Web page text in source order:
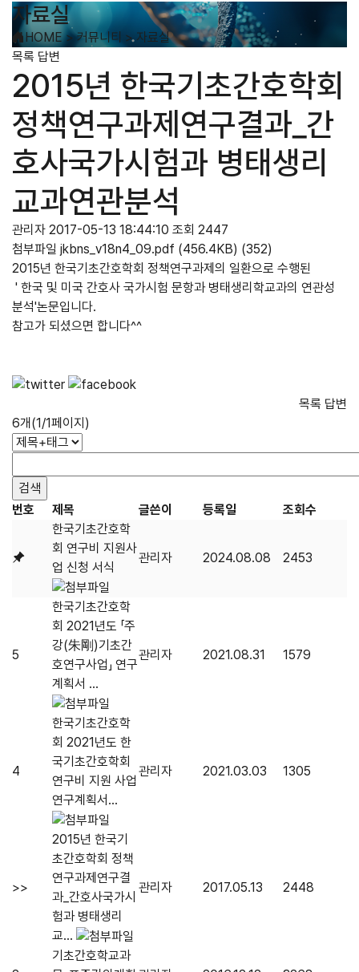
자료실
HOME>커뮤니티 >자료실
목록 답변
2015년 한국기초간호학회
정책연구과제연구결과_간
호사국가시험과 병태생리
교과연관분석
관리자 2017-05-13 18:44:10 조회 2447
첨부파일 jkbns_v18n4_09.pdf (456.4KB) (352)
2015년 한국기초간호학회 정책연구과제의 일환으로 수행된
' 한국 및 미국 간호사 국가시험 문항과 병태생리학교과의 연관성
분석'논문입니다.
참고가 되셨으면 합니다^^
목록 답변
6개(1/1페이지)
번호 제목 글쓴이 등록일
조회수
한국기초간호학
회 연구비 지원사
업 신청 서식
관리자 2024.08.08 2453
5
한국기초간호학
회 2021년도 「주
강(朱剛)기초간
호연구사업」 연구
계획서 ...
관리자 2021.08.31 1579
4
한국기초간호학
회 2021년도 한
국기초간호학회
연구비 지원 사업
연구계획서...
관리자 2021.03.03 1305
>>
2015년 한국기
초간호학회 정책
연구과제연구결
과_간호사국가시
험과 병태생리
교...
관리자 2017.05.13 2448
기초간호학교과